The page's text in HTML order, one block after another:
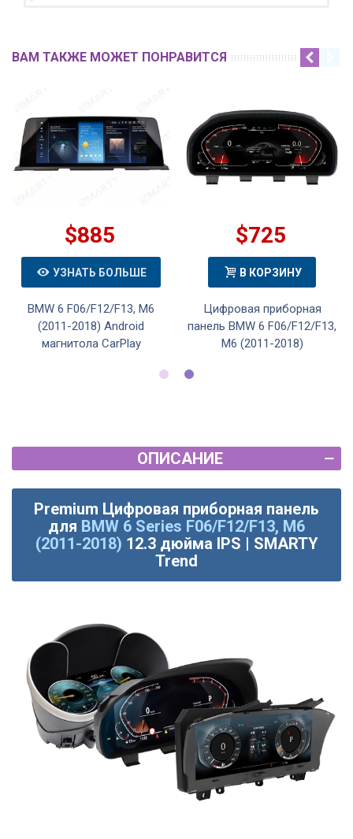
ВАМ ТАКЖЕ МОЖЕТ ПОНРАВИТСЯ
$885
УЗНАТЬ БОЛЬШЕ
BMW 6 F06/F12/F13, M6
(2011-2018) Android
магнитола CarPlay
$725
В КОРЗИНУ
Цифровая приборная
панель BMW 6 F06/F12/F13,
M6 (2011-2018)
ОПИСАНИЕ
Premium Цифровая приборная панель
для BMW 6 Series F06/F12/F13, M6
(2011-2018) 12.3 дюйма IPS | SMARTY
Trend